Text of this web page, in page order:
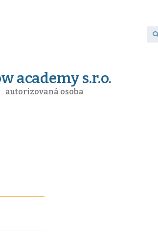
academy s.r.o.
autorizovaná osoba